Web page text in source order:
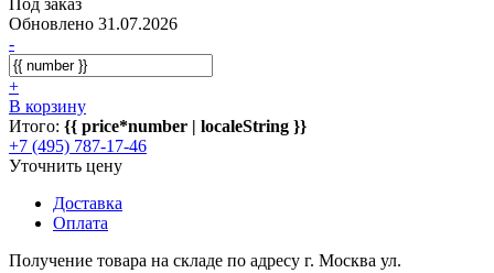
Обновлено 31.07.2026
-
+
В корзину
Итого: {{ price*number | localeString }}
+7 (495) 787-17-46
Уточнить цену
Доставка
Оплата
Получение товара на складе по адресу г. Москва ул.